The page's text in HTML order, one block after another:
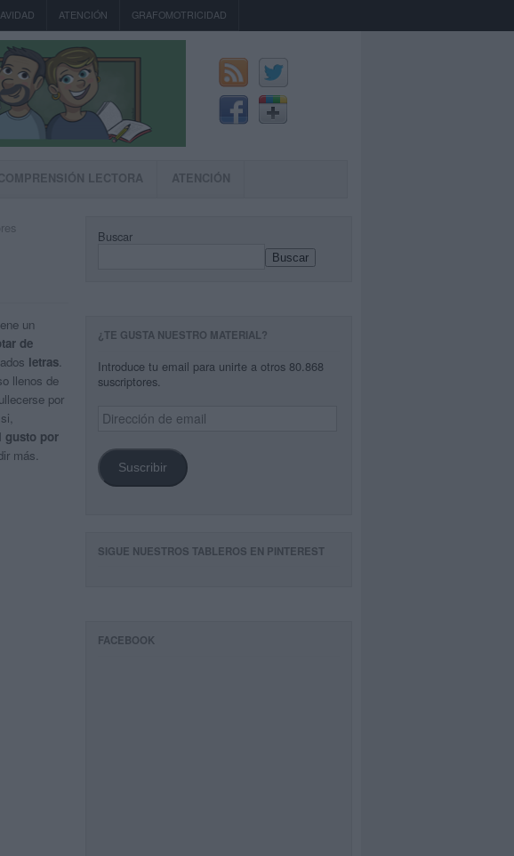
ATENCIÓN GRAFOMOTRICIDAD
LECTORA ATENCIÓN
un
de
letras.
llenos de
por
gusto por
más.
Buscar
Buscar
¿TE GUSTA NUESTRO MATERIAL?
Introduce tu email para unirte a otros 80.868
suscriptores.
Dirección
de
Suscribir
SIGUE NUESTROS TABLEROS EN PINTEREST
FACEBOOK